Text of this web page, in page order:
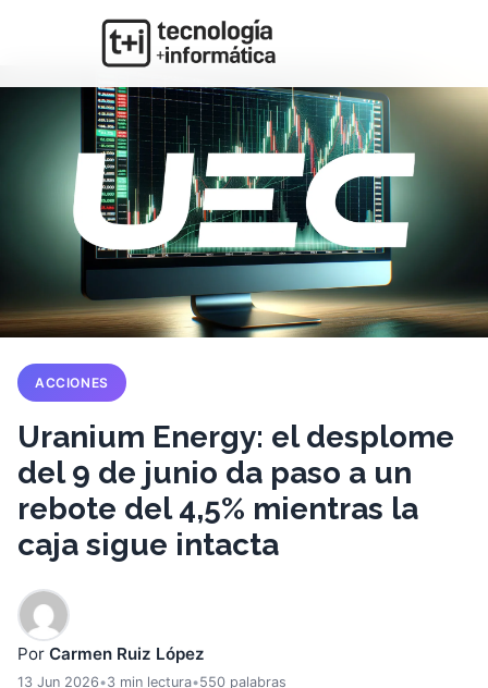
ACCIONES
Uranium Energy: el desplome
del 9 de junio da paso a un
rebote del 4,5% mientras la
caja sigue intacta
Por Carmen Ruiz López
13 Jun 2026•3 min lectura•550 palabras